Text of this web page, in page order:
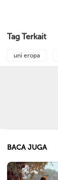
Tag Terkait
uni eropa
BACA JUGA